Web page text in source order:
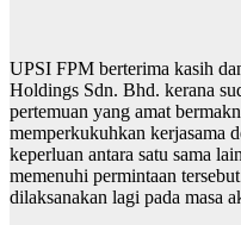
UPSI FPM berterima kasih
Holdings Sdn. Bhd. kerana
pertemuan yang amat
memperkukuhkan kerjasama
keperluan antara satu sama
memenuhi permintaan
dilaksanakan lagi pada masa